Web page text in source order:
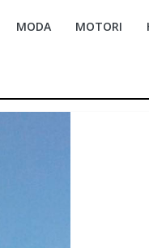
MODA MOTORI